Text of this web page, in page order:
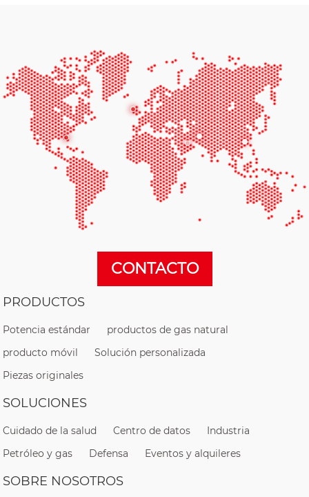
CONTACTO
PRODUCTOS
Potencia estándar
productos de gas natural
producto móvil
Solución personalizada
Piezas originales
SOLUCIONES
Cuidado de la salud Centro de datos
Industria
Petróleo y gas
Defensa Eventos y alquileres
SOBRE NOSOTROS